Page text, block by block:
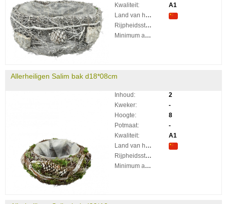
Kwaliteit:
A1
Land van herkomst:
Rijpheidsstadium:
Minimum aantal takken per plant:
Allerheiligen Salim bak d18*08cm
Inhoud:
2
Kweker:
-
Hoogte:
8
Potmaat:
-
Kwaliteit:
A1
Land van herkomst:
Rijpheidsstadium:
Minimum aantal takken per plant: